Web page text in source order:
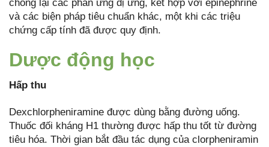
chống lại các phản ứng dị ứng, kết hợp với epinephrine
và các biện pháp tiêu chuẩn khác, một khi các triệu
chứng cấp tính đã được quy định.
Dược động học
Hấp thu
Dexchlorpheniramine được dùng bằng đường uống.
Thuốc đối kháng H1 thường được hấp thu tốt từ đường
tiêu hóa. Thời gian bắt đầu tác dụng của clorpheniramin